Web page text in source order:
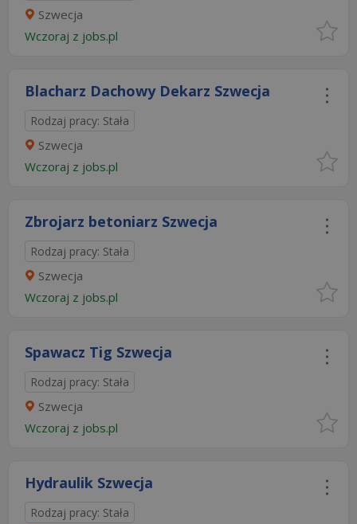
Szwecja
Wczoraj z jobs.pl
Blacharz Dachowy Dekarz Szwecja
Rodzaj pracy: Stała
Szwecja
Wczoraj z jobs.pl
Zbrojarz betoniarz Szwecja
Rodzaj pracy: Stała
Szwecja
Wczoraj z jobs.pl
Spawacz Tig Szwecja
Rodzaj pracy: Stała
Szwecja
Wczoraj z jobs.pl
Hydraulik Szwecja
Rodzaj pracy: Stała